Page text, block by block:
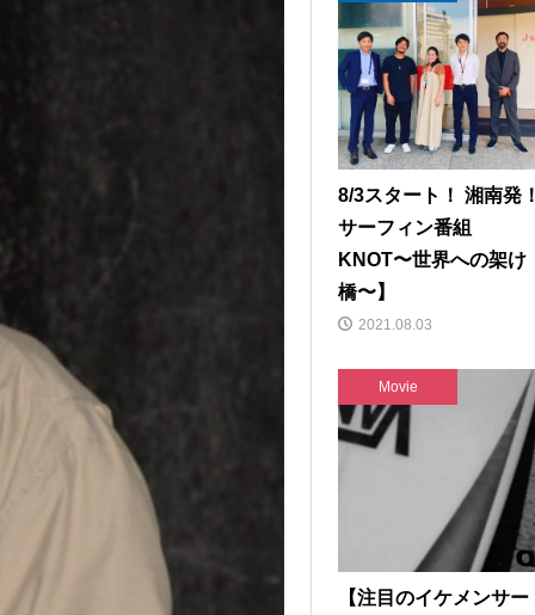
8/3スタート！ 湘南発！
サーフィン番組
KNOT〜世界への架け
橋〜】
2021.08.03
Movie
【注目のイケメンサー